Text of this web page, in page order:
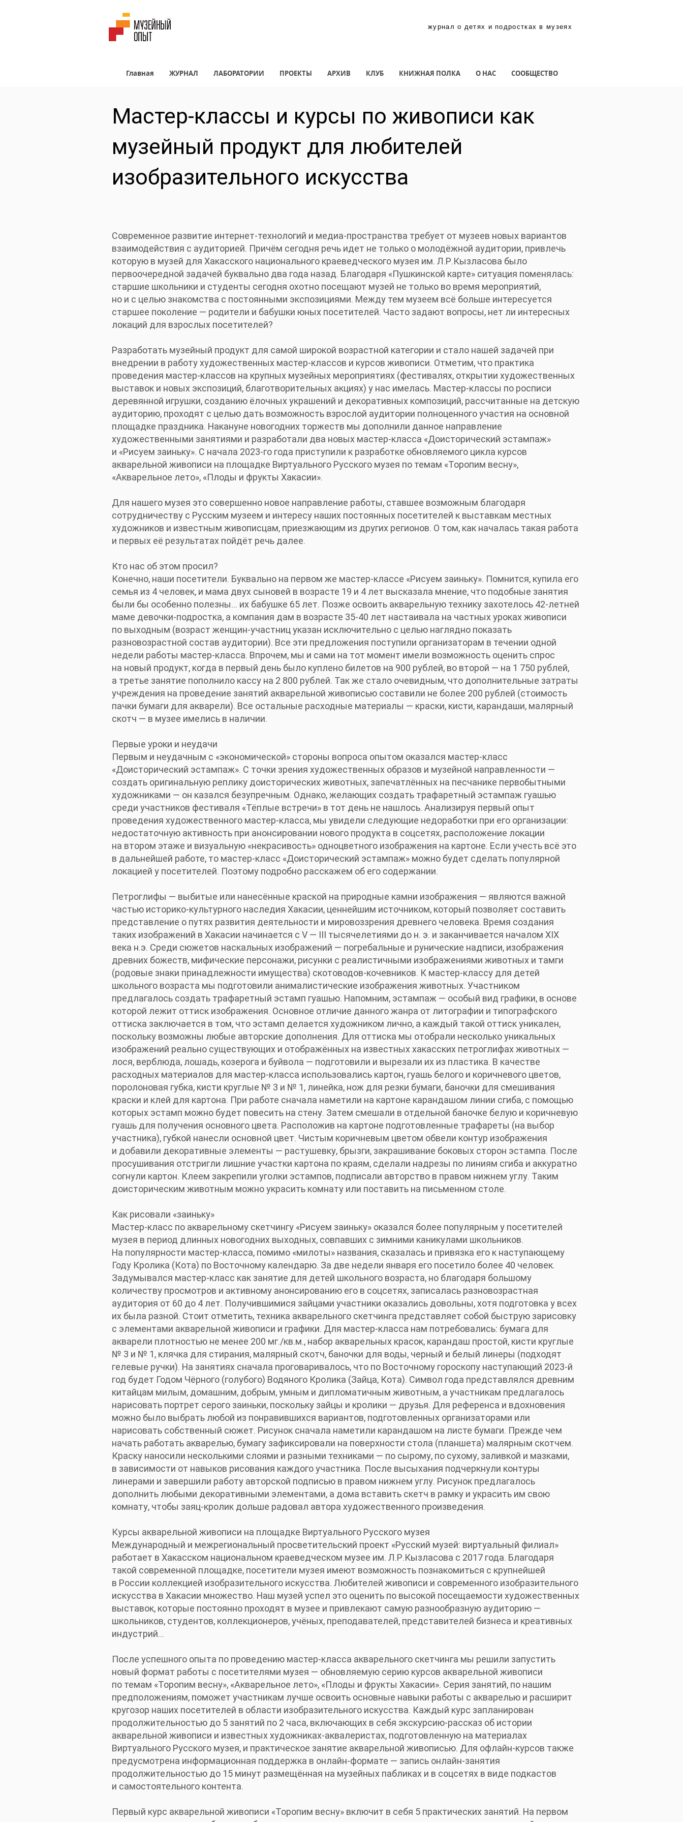
журнал о детях и подростках в музеях
Главная ЖУРНАЛ ЛАБОРАТОРИИ ПРОЕКТЫ АРХИВ КЛУБ КНИЖНАЯ ПОЛКА О НАС СООБЩЕСТВО
Мастер-классы и курсы по живописи как
музейный продукт для любителей
изобразительного искусства
Современное развитие интернет-технологий и медиа-пространства требует от музеев новых вариантов
взаимодействия с аудиторией. Причём сегодня речь идет не только о молодёжной аудитории, привлечь
которую в музей для Хакасского национального краеведческого музея им. Л.Р.Кызласова было
первоочередной задачей буквально два года назад. Благодаря «Пушкинской карте» ситуация поменялась:
старшие школьники и студенты сегодня охотно посещают музей не только во время мероприятий,
но и с целью знакомства с постоянными экспозициями. Между тем музеем всё больше интересуется
старшее поколение — родители и бабушки юных посетителей. Часто задают вопросы, нет ли интересных
локаций для взрослых посетителей?
Разработать музейный продукт для самой широкой возрастной категории и стало нашей задачей при
внедрении в работу художественных мастер-классов и курсов живописи. Отметим, что практика
проведения мастер-классов на крупных музейных мероприятиях (фестивалях, открытии художественных
выставок и новых экспозиций, благотворительных акциях) у нас имелась. Мастер-классы по росписи
деревянной игрушки, созданию ёлочных украшений и декоративных композиций, рассчитанные на детскую
аудиторию, проходят с целью дать возможность взрослой аудитории полноценного участия на основной
площадке праздника. Накануне новогодних торжеств мы дополнили данное направление
художественными занятиями и разработали два новых мастер-класса «Доисторический эстампаж»
и «Рисуем заиньку». С начала 2023-го года приступили к разработке обновляемого цикла курсов
акварельной живописи на площадке Виртуального Русского музея по темам «Торопим весну»,
«Акварельное лето», «Плоды и фрукты Хакасии».
Для нашего музея это совершенно новое направление работы, ставшее возможным благодаря
сотрудничеству с Русским музеем и интересу наших постоянных посетителей к выставкам местных
художников и известным живописцам, приезжающим из других регионов. О том, как началась такая работа
и первых её результатах пойдёт речь далее.
Кто нас об этом просил?
Конечно, наши посетители. Буквально на первом же мастер-классе «Рисуем заиньку». Помнится, купила его
семья из 4 человек, и мама двух сыновей в возрасте 19 и 4 лет высказала мнение, что подобные занятия
были бы особенно полезны... их бабушке 65 лет. Позже освоить акварельную технику захотелось 42-летней
маме девочки-подростка, а компания дам в возрасте 35-40 лет настаивала на частных уроках живописи
по выходным (возраст женщин-участниц указан исключительно с целью наглядно показать
разновозрастной состав аудитории). Все эти предложения поступили организаторам в течении одной
недели работы мастер-класса. Впрочем, мы и сами на тот момент имели возможность оценить спрос
на новый продукт, когда в первый день было куплено билетов на 900 рублей, во второй — на 1 750 рублей,
а третье занятие пополнило кассу на 2 800 рублей. Так же стало очевидным, что дополнительные затраты
учреждения на проведение занятий акварельной живописью составили не более 200 рублей (стоимость
пачки бумаги для акварели). Все остальные расходные материалы — краски, кисти, карандаши, малярный
скотч — в музее имелись в наличии.
Первые уроки и неудачи
Первым и неудачным с «экономической» стороны вопроса опытом оказался мастер-класс
«Доисторический эстампаж». С точки зрения художественных образов и музейной направленности —
создать оригинальную реплику доисторических животных, запечатлённых на песчанике первобытными
художниками — он казался безупречным. Однако, желающих создать трафаретный эстампаж гуашью
среди участников фестиваля «Тёплые встречи» в тот день не нашлось. Анализируя первый опыт
проведения художественного мастер-класса, мы увидели следующие недоработки при его организации:
недостаточную активность при анонсировании нового продукта в соцсетях, расположение локации
на втором этаже и визуальную «некрасивость» одноцветного изображения на картоне. Если учесть всё это
в дальнейшей работе, то мастер-класс «Доисторический эстампаж» можно будет сделать популярной
локацией у посетителей. Поэтому подробно расскажем об его содержании.
Петроглифы — выбитые или нанесённые краской на природные камни изображения — являются важной
частью историко-культурного наследия Хакасии, ценнейшим источником, который позволяет составить
представление о путях развития деятельности и мировоззрения древнего человека. Время создания
таких изображений в Хакасии начинается с V — III тысячелетиями до н. э. и заканчивается началом XIX
века н.э. Среди сюжетов наскальных изображений — погребальные и рунические надписи, изображения
древних божеств, мифические персонажи, рисунки с реалистичными изображениями животных и тамги
(родовые знаки принадлежности имущества) скотоводов-кочевников. К мастер-классу для детей
школьного возраста мы подготовили анималистические изображения животных. Участником
предлагалось создать трафаретный эстамп гуашью. Напомним, эстампаж — особый вид графики, в основе
которой лежит оттиск изображения. Основное отличие данного жанра от литографии и типографского
оттиска заключается в том, что эстамп делается художником лично, а каждый такой оттиск уникален,
поскольку возможны любые авторские дополнения. Для оттиска мы отобрали несколько уникальных
изображений реально существующих и отображённых на известных хакасских петроглифах животных —
лося, верблюда, лошадь, козерога и буйвола — подготовили и вырезали их из пластика. В качестве
расходных материалов для мастер-класса использовались картон, гуашь белого и коричневого цветов,
поролоновая губка, кисти круглые № 3 и № 1, линейка, нож для резки бумаги, баночки для смешивания
краски и клей для картона. При работе сначала наметили на картоне карандашом линии сгиба, с помощью
которых эстамп можно будет повесить на стену. Затем смешали в отдельной баночке белую и коричневую
гуашь для получения основного цвета. Расположив на картоне подготовленные трафареты (на выбор
участника), губкой нанесли основной цвет. Чистым коричневым цветом обвели контур изображения
и добавили декоративные элементы — растушевку, брызги, закрашивание боковых сторон эстампа. После
просушивания отстригли лишние участки картона по краям, сделали надрезы по линиям сгиба и аккуратно
согнули картон. Клеем закрепили уголки эстампов, подписали авторство в правом нижнем углу. Таким
доисторическим животным можно украсить комнату или поставить на письменном столе.
Как рисовали «заиньку»
Мастер-класс по акварельному скетчингу «Рисуем заиньку» оказался более популярным у посетителей
музея в период длинных новогодних выходных, совпавших с зимними каникулами школьников.
На популярности мастер-класса, помимо «милоты» названия, сказалась и привязка его к наступающему
Году Кролика (Кота) по Восточному календарю. За две недели января его посетило более 40 человек.
Задумывался мастер-класс как занятие для детей школьного возраста, но благодаря большому
количеству просмотров и активному анонсированию его в соцсетях, записалась разновозрастная
аудитория от 60 до 4 лет. Получившимися зайцами участники оказались довольны, хотя подготовка у всех
их была разной. Стоит отметить, техника акварельного скетчинга представляет собой быструю зарисовку
с элементами акварельной живописи и графики. Для мастер-класса нам потребовались: бумага для
акварели плотностью не менее 200 мг./кв.м., набор акварельных красок, карандаш простой, кисти круглые
№ 3 и № 1, клячка для стирания, малярный скотч, баночки для воды, черный и белый линеры (подходят
гелевые ручки). На занятиях сначала проговаривалось, что по Восточному гороскопу наступающий 2023-й
год будет Годом Чёрного (голубого) Водяного Кролика (Зайца, Кота). Символ года представлялся древним
китайцам милым, домашним, добрым, умным и дипломатичным животным, а участникам предлагалось
нарисовать портрет серого заиньки, поскольку зайцы и кролики — друзья. Для референса и вдохновения
можно было выбрать любой из понравившихся вариантов, подготовленных организаторами или
нарисовать собственный сюжет. Рисунок сначала наметили карандашом на листе бумаги. Прежде чем
начать работать акварелью, бумагу зафиксировали на поверхности стола (планшета) малярным скотчем.
Краску наносили несколькими слоями и разными техниками — по сырому, по сухому, заливкой и мазками,
в зависимости от навыков рисования каждого участника. После высыхания подчеркнули контуры
линерами и завершили работу авторской подписью в правом нижнем углу. Рисунок предлагалось
дополнить любыми декоративными элементами, а дома вставить скетч в рамку и украсить им свою
комнату, чтобы заяц-кролик дольше радовал автора художественного произведения.
Курсы акварельной живописи на площадке Виртуального Русского музея
Международный и межрегиональный просветительский проект «Русский музей: виртуальный филиал»
работает в Хакасском национальном краеведческом музее им. Л.Р.Кызласова с 2017 года. Благодаря
такой современной площадке, посетители музея имеют возможность познакомиться с крупнейшей
в России коллекцией изобразительного искусства. Любителей живописи и современного изобразительного
искусства в Хакасии множество. Наш музей успел это оценить по высокой посещаемости художественных
выставок, которые постоянно проходят в музее и привлекают самую разнообразную аудиторию —
школьников, студентов, коллекционеров, учёных, преподавателей, представителей бизнеса и креативных
индустрий...
После успешного опыта по проведению мастер-класса акварельного скетчинга мы решили запустить
новый формат работы с посетителями музея — обновляемую серию курсов акварельной живописи
по темам «Торопим весну», «Акварельное лето», «Плоды и фрукты Хакасии». Серия занятий, по нашим
предположениям, поможет участникам лучше освоить основные навыки работы с акварелью и расширит
кругозор наших посетителей в области изобразительного искусства. Каждый курс запланирован
продолжительностью до 5 занятий по 2 часа, включающих в себя экскурсию-рассказ об истории
акварельной живописи и известных художниках-аквалеристах, подготовленную на материалах
Виртуального Русского музея, и практическое занятие акварельной живописью. Для офлайн-курсов также
предусмотрена информационная поддержка в онлайн-формате — запись онлайн-занятия
продолжительностью до 15 минут размещённая на музейных пабликах и в соцсетях в виде подкастов
и самостоятельного контента.
Первый курс акварельной живописи «Торопим весну» включит в себя 5 практических занятий. На первом